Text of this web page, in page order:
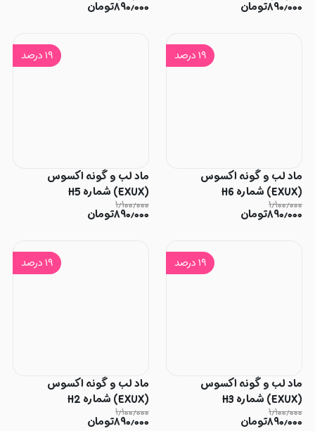
۸۹۰٫۰۰۰تومان ۸۹۰٫۰۰۰تومان
۱۹درصد
ماد لب و گونه اکسوس
(EXUX) شماره H6
۱٫۱۰۰٫۰۰۰
۸۹۰٫۰۰۰تومان
۱۹درصد
ماد لب و گونه اکسوس
(EXUX) شماره H5
۱٫۱۰۰٫۰۰۰
۸۹۰٫۰۰۰تومان
۱۹درصد
ماد لب و گونه اکسوس
(EXUX) شماره H3
۱٫۱۰۰٫۰۰۰
۸۹۰٫۰۰۰تومان
۱۹درصد
ماد لب و گونه اکسوس
(EXUX) شماره H2
۱٫۱۰۰٫۰۰۰
۸۹۰٫۰۰۰تومان